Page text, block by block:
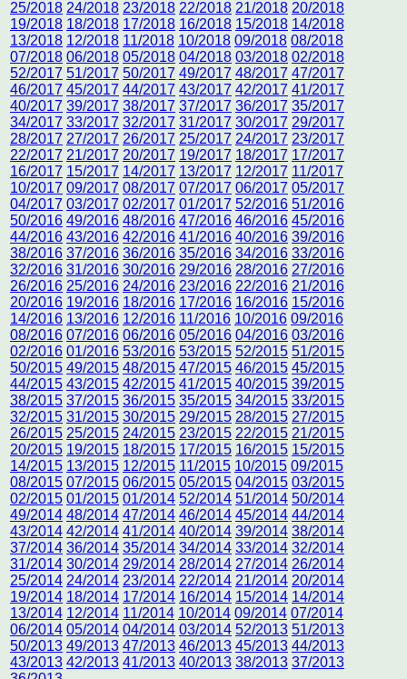
25/2018 24/2018 23/2018 22/2018 21/2018 20/2018
19/2018 18/2018 17/2018 16/2018 15/2018 14/2018
13/2018 12/2018 11/2018 10/2018 09/2018 08/2018
07/2018 06/2018 05/2018 04/2018 03/2018 02/2018
52/2017 51/2017 50/2017 49/2017 48/2017 47/2017
46/2017 45/2017 44/2017 43/2017 42/2017 41/2017
40/2017 39/2017 38/2017 37/2017 36/2017 35/2017
34/2017 33/2017 32/2017 31/2017 30/2017 29/2017
28/2017 27/2017 26/2017 25/2017 24/2017 23/2017
22/2017 21/2017 20/2017 19/2017 18/2017 17/2017
16/2017 15/2017 14/2017 13/2017 12/2017 11/2017
10/2017 09/2017 08/2017 07/2017 06/2017 05/2017
04/2017 03/2017 02/2017 01/2017 52/2016 51/2016
50/2016 49/2016 48/2016 47/2016 46/2016 45/2016
44/2016 43/2016 42/2016 41/2016 40/2016 39/2016
38/2016 37/2016 36/2016 35/2016 34/2016 33/2016
32/2016 31/2016 30/2016 29/2016 28/2016 27/2016
26/2016 25/2016 24/2016 23/2016 22/2016 21/2016
20/2016 19/2016 18/2016 17/2016 16/2016 15/2016
14/2016 13/2016 12/2016 11/2016 10/2016 09/2016
08/2016 07/2016 06/2016 05/2016 04/2016 03/2016
02/2016 01/2016 53/2016 53/2015 52/2015 51/2015
50/2015 49/2015 48/2015 47/2015 46/2015 45/2015
44/2015 43/2015 42/2015 41/2015 40/2015 39/2015
38/2015 37/2015 36/2015 35/2015 34/2015 33/2015
32/2015 31/2015 30/2015 29/2015 28/2015 27/2015
26/2015 25/2015 24/2015 23/2015 22/2015 21/2015
20/2015 19/2015 18/2015 17/2015 16/2015 15/2015
14/2015 13/2015 12/2015 11/2015 10/2015 09/2015
08/2015 07/2015 06/2015 05/2015 04/2015 03/2015
02/2015 01/2015 01/2014 52/2014 51/2014 50/2014
49/2014 48/2014 47/2014 46/2014 45/2014 44/2014
43/2014 42/2014 41/2014 40/2014 39/2014 38/2014
37/2014 36/2014 35/2014 34/2014 33/2014 32/2014
31/2014 30/2014 29/2014 28/2014 27/2014 26/2014
25/2014 24/2014 23/2014 22/2014 21/2014 20/2014
19/2014 18/2014 17/2014 16/2014 15/2014 14/2014
13/2014 12/2014 11/2014 10/2014 09/2014 07/2014
06/2014 05/2014 04/2014 03/2014 52/2013 51/2013
50/2013 49/2013 47/2013 46/2013 45/2013 44/2013
43/2013 42/2013 41/2013 40/2013 38/2013 37/2013